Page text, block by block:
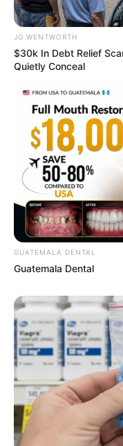
15 Things You Do
Are You Guilty?
BRAINBERRIES
How Did They Get
BRAINBERRIES
JG WENTWORTH
$30k In Debt Relief
Quietly Conceal
GUATEMALA DENTAL
Guatemala Dental